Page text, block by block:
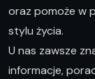
oraz pomoże w
stylu życia.
U nas zawsze
informacje,